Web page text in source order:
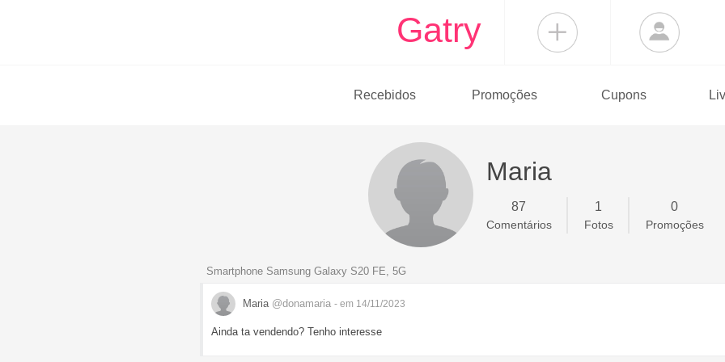
Gatry
Recebidos Promoções Cupons
Maria
87
Comentários
1
Fotos
0
Promoções
Smartphone Samsung Galaxy S20 FE, 5G
Maria @donamaria - em 14/11/2023
Ainda ta vendendo? Tenho interesse